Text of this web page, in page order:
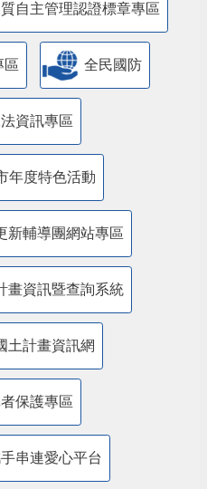
自主管理認證標章專區
區 全民國防
資訊專區
年度特色活動
新輔導團網站專區
畫資訊暨查詢系統
土計畫資訊網
保護專區
串連愛心平台